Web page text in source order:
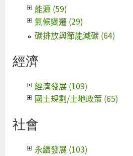
能源 (59)
氣候變遷 (29)
碳排放與節能減碳 (64)
經濟
經濟發展 (109)
國土規劃/土地政策 (65)
社會
永續發展 (103)